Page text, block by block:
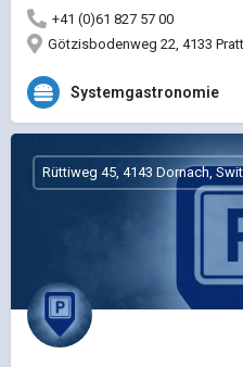
+41 (0)61 827 57 00
Götzisbodenweg 22, 4133
Systemgastronomie
Rüttiweg 45, 4143 Dornach,